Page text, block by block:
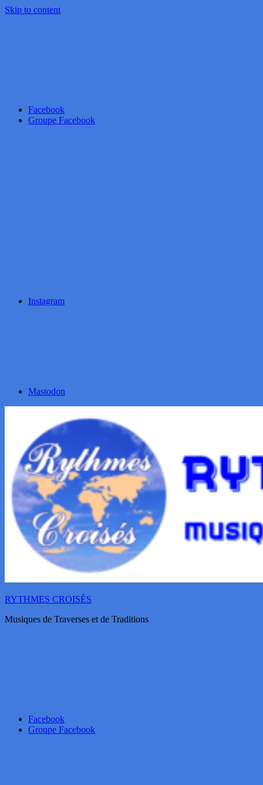
Skip to content
Facebook
Groupe Facebook
Instagram
Mastodon
RYTHMES CROISÉS
Musiques de Traverses et de Traditions
Facebook
Groupe Facebook